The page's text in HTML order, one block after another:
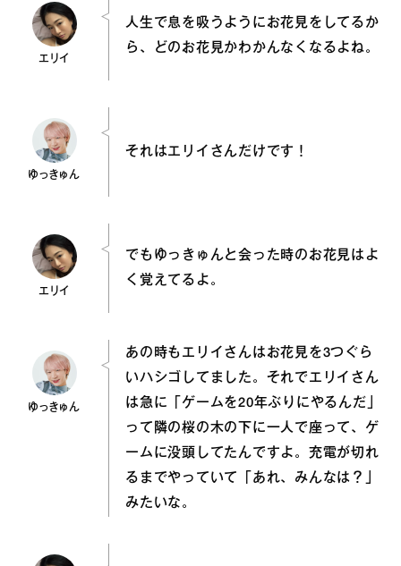
エリイ
人生で息を吸うようにお花見をしてるか
ら、どのお花見かわかんなくなるよね。
ゆっきゅん
それはエリイさんだけです！
エリイ
でもゆっきゅんと会った時のお花見はよ
く覚えてるよ。
ゆっきゅん
あの時もエリイさんはお花見を3つぐら
いハシゴしてました。それでエリイさん
は急に「ゲームを20年ぶりにやるんだ」
って隣の桜の木の下に一人で座って、ゲ
ームに没頭してたんですよ。充電が切れ
るまでやっていて「あれ、みんなは？」
みたいな。